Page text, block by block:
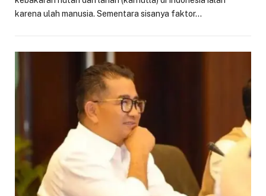
karena ulah manusia. Sementara sisanya faktor…